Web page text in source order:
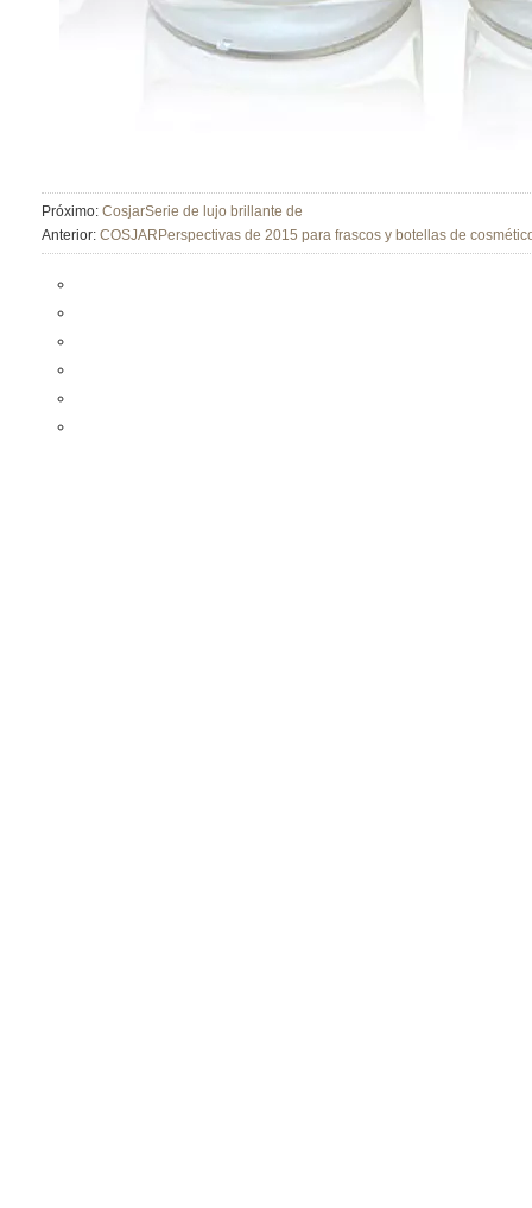
Próximo: CosjarSerie de lujo brillante de
Anterior: COSJARPerspectivas de 2015 para frascos y botellas de